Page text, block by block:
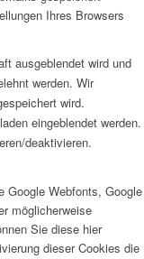
Ihres Browsers
ausgeblendet wird und
werden. Wir
wird.
eingeblendet werden.
deaktivieren.
Google Webfonts, Google
möglicherweise
Sie diese hier
dieser Cookies die